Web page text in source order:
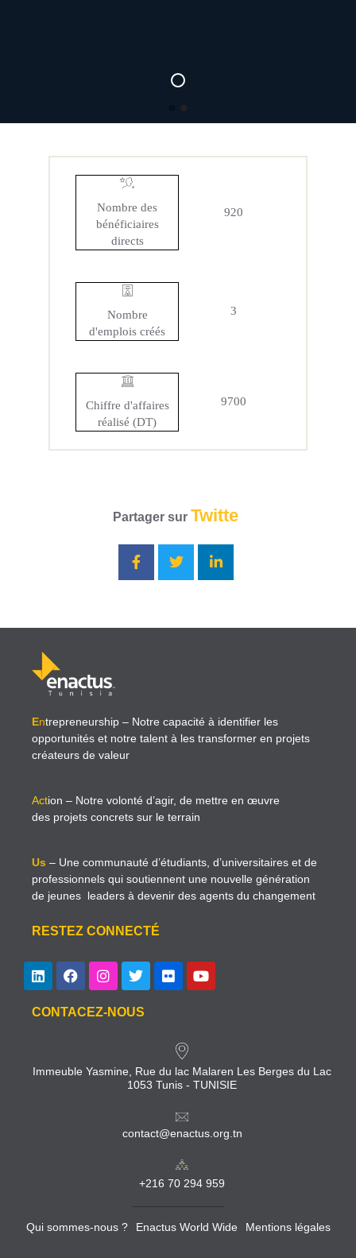
Nombre des
bénéficiaires
directs
920
Nombre
d'emplois créés
3
Chiffre d'affaires
réalisé (DT)
9700
Partager sur Twitter
Entrepreneurship – Notre capacité à identifier les
opportunités et notre talent à les transformer en projets
créateurs de valeur
Action – Notre volonté d’agir, de mettre en œuvre
des projets concrets sur le terrain
Us – Une communauté d’étudiants, d’universitaires et de
professionnels qui soutiennent une nouvelle génération
de jeunes leaders à devenir des agents du changement
RESTEZ CONNECTÉ
CONTACEZ-NOUS
Immeuble Yasmine, Rue du lac Malaren Les Berges du Lac
1053 Tunis - TUNISIE
contact@enactus.org.tn
+216 70 294 959
Qui sommes-nous ? Enactus World Wide Mentions légales